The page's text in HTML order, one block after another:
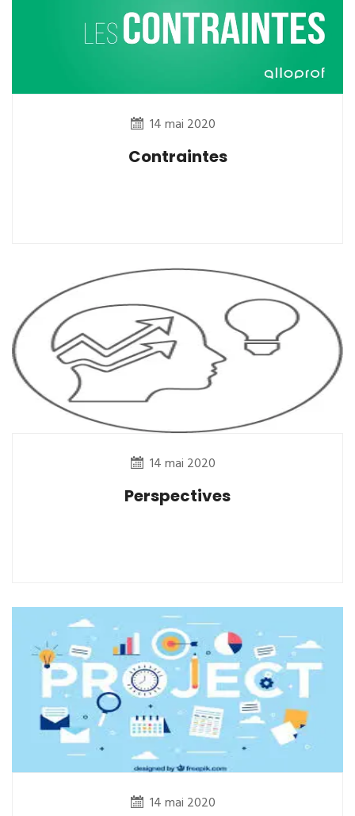
14 mai 2020
Contraintes
14 mai 2020
Perspectives
14 mai 2020